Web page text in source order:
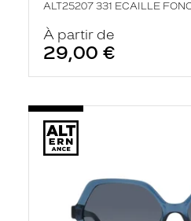
ALT25207 331 ECAILLE
À partir de
29,00 €